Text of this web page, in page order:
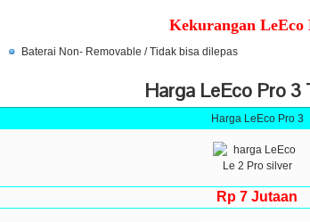
Kekurangan LeEco
Baterai Non- Removable / Tidak bisa dilepas
Harga LeEco Pro 3
Harga LeEco Pro 3
Rp 7 Jutaan